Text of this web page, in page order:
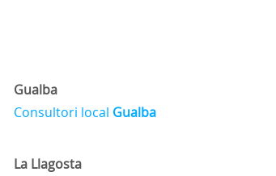
Gualba
Consultori local Gualba
La Llagosta